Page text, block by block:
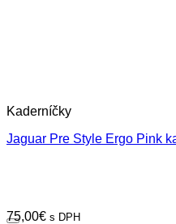
Kaderníčky
Jaguar Pre Style Ergo Pink
75,00€ s DPH